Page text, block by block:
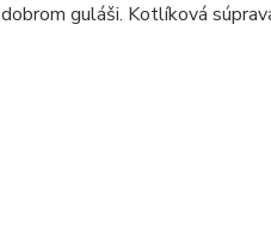
dobrom guláši. Kotlíková